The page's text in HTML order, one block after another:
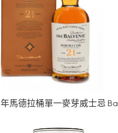
馬德拉桶單一麥芽威士忌 Ba